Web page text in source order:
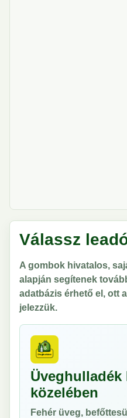
Válassz
A gombok hivatalos,
alapján segítenek
adatbázis érhető el, ott
jelezzük.
Üveghulladék
közelében
Fehér üveg,